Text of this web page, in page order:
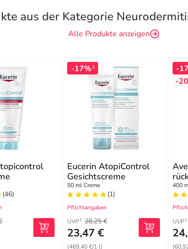
aus der Kategorie
Alle Produkte anzeigen
(46)
-17%3
Eucerin AtopiControl
Gesichtscreme
50 ml Creme
(1)
Pflichtangaben
UVP1 28,25 €
23,47 €
(469,40 €/1 l)
-
-
400
UVP1